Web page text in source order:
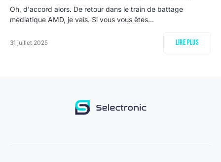
Oh, d'accord alors. De retour dans le train de battage
médiatique AMD, je vais. Si vous vous êtes…
31 juillet 2025 Lire plus